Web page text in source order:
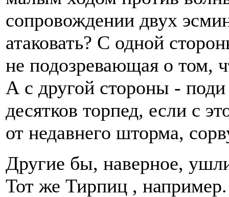
сопровождении двух
атаковать? С одной
не подозревающая о том,
А с другой стороны -
десятков торпед, если с
от недавнего шторма,
Другие бы, наверное,
Тот же Тирпиц ,